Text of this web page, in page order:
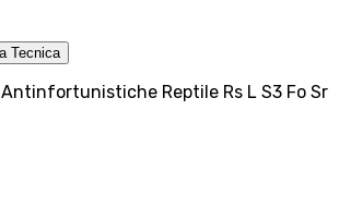
Tecnica
Reptile Rs L S3 Fo Sr